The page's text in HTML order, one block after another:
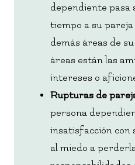
dependiente pasa
tiempo a su
demás áreas de
áreas están las
intereses o
Rupturas de
persona
insatisfacción con
al miedo a